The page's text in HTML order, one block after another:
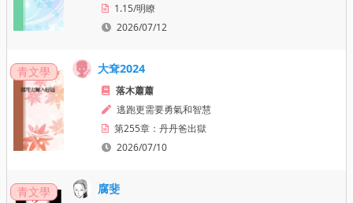
1.15/明瞭
2026/07/12
青文學 大耷2024
落木蕭蕭
逃跑更需要勇氣和智慧
第255章：丹丹爸出獄
2026/07/10
青文學 腐斐